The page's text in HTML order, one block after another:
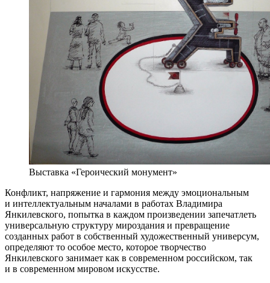
Выставка «Героический монумент»
Конфликт, напряжение и гармония между эмоциональным
и интеллектуальным началами в работах Владимира
Янкилевского, попытка в каждом произведении запечатлеть
универсальную структуру мироздания и превращение
созданных работ в собственный художественный универсум,
определяют то особое место, которое творчество
Янкилевского занимает как в современном российском, так
и в современном мировом искусстве.